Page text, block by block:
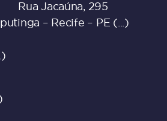
Rua Jacaúna, 295
Iputinga – Recife – PE